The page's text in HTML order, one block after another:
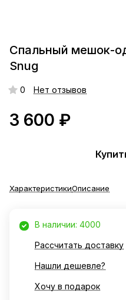
Спальный мешок-
Snug
0 Нет отзывов
3 600 ₽
ХарактеристикиОписание
В наличии: 4000
Рассчитать доставку
Нашли дешевле?
Хочу в подарок